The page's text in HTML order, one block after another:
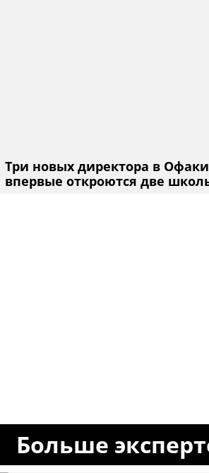
Три новых директора в
впервые откроются две
Больше